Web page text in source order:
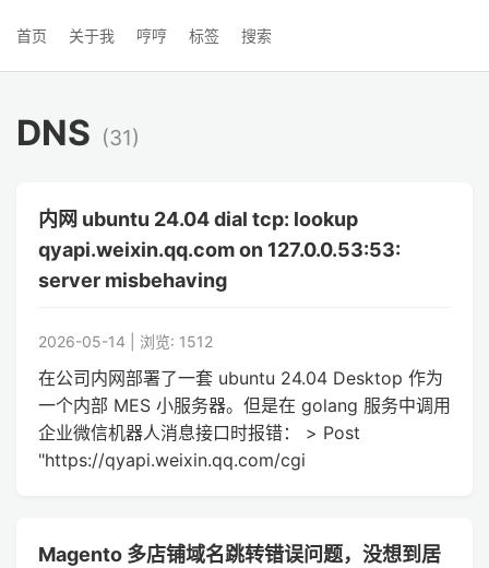
首页 关于我 哼哼 标签 搜索
DNS (31)
内网 ubuntu 24.04 dial tcp: lookup
qyapi.weixin.qq.com on 127.0.0.53:53:
server misbehaving
2026-05-14 | 浏览: 1512
在公司内网部署了一套 ubuntu 24.04 Desktop 作为
一个内部 MES 小服务器。但是在 golang 服务中调用
企业微信机器人消息接口时报错： > Post
"https://qyapi.weixin.qq.com/cgi
Magento 多店铺域名跳转错误问题，没想到居